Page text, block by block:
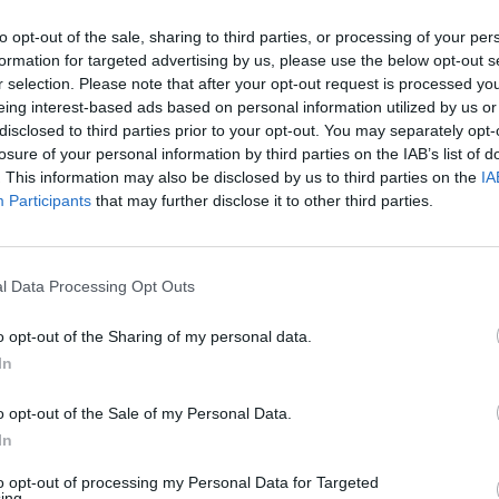
opt-out of the sale, sharing to third parties, or processing of your
for targeted advertising by us, please use the below opt-out
selection. Please note that after your opt-out request is processed
interest-based ads based on personal information utilized by us
to third parties prior to your opt-out. You may separately
of your personal information by third parties on the IAB’s list of
This information may also be disclosed by us to third parties on the
Participants that may further disclose it to other third parties.
Data Processing Opt Outs
opt-out of the Sharing of my personal data.
opt-out of the Sale of my Personal Data.
opt-out of processing my Personal Data for Targeted
válság felé sodródhat
tett a kormány csütörtökön: öt új
bocsátott, köztük a lakossági jelzáloghitelek
átalakításáról szóló javaslatokat. A kormányzati
híd beruházásának felülvizsgálatáról, a kórházi
igazságügyi intézkedésekről, valamint a jövő heti
Török Gábor arról írt, hogy az államfő legutóbbi
Megosztás Megszólalt a pénzügyminiszter a kamatstop
András pénzügyminiszter, hogy a lakossági jelzáloghitelek